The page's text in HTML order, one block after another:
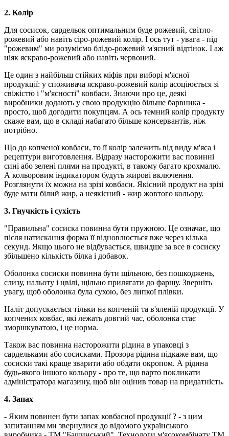
2. Колір
Для сосисок, сардельок оптимальним буде рожевий, світло-
рожевий або навіть сіро-рожевий колір. І ось тут - увага - під
"рожевим" ми розуміємо блідо-рожевий м'ясний відтінок. І аж
ніяк яскраво-рожевий або навіть червоний.
Це один з найбільш стійких міфів при виборі м'ясної
продукції: у споживача яскраво-рожевий колір асоціюється зі
свіжістю і "м'ясності" ковбаси. Знаючи про це, деякі
виробники додають у свою продукцію більше барвника -
просто, щоб догодити покупцям. А ось темний колір продукту
скаже вам, що в складі набагато більше консервантів, ніж
потрібно.
Що до копченої ковбаси, то її колір залежить від виду м'яса і
рецептури виготовлення. Відразу насторожити вас повинні
сині або зелені плями на продукті, в такому багато крохмалю.
А кольоровим індикатором будуть жирові включення.
Розглянути їх можна на зрізі ковбаси. Якісний продукт на зрізі
буде мати білий жир, а неякісний - жир жовтого кольору.
3. Гнучкість і сухість
"Правильна" сосиска повинна бути пружною. Це означає, що
після натискання форма її відновлюється вже через кілька
секунд. Якщо цього не відбувається, швидше за все в сосиску
збільшено кількість білка і добавок.
Оболонка сосиски повинна бути щільною, без пошкоджень,
слизу, нальоту і цвілі, щільно прилягати до фаршу. Зверніть
увагу, щоб оболонка була сухою, без липкої плівки.
Наліт допускається тільки на копченій та в'яленій продукції. У
копчених ковбас, які лежать довгий час, оболонка стає
зморшкуватою, і це норма.
Також вас повинна насторожити рідина в упаковці з
сардельками або сосисками. Прозора рідина підкаже вам, що
сосиски такі краще зварити або обдати окропом. А рідина
будь-якого іншого кольору - про те, що варто покликати
адміністратора магазину, щоб він оцінив товар на придатність.
4. Запах
- Яким повинен бути запах ковбасної продукції ? - з цим
запитанням ми звернулися до відомого українського